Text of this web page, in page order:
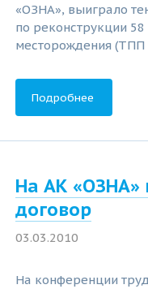
«ОЗНА», выиграло
по реконструкции
месторождения (ТПП
Подробнее
На АК
договор
03.03.2010
На конференции